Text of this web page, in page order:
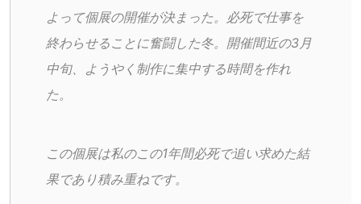
よって個展の開催が決まった。必死で仕事を
終わらせることに奮闘した冬。開催間近の3月
中旬、ようやく制作に集中する時間を作れ
た。
この個展は私のこの1年間必死で追い求めた結
果であり積み重ねです。